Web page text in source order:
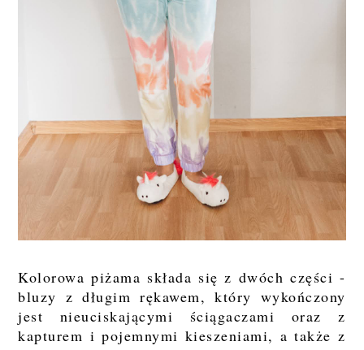
Kolorowa piżama składa się z dwóch części -
bluzy z długim rękawem, który wykończony
jest nieuciskającymi ściągaczami oraz z
kapturem i pojemnymi kieszeniami, a także z